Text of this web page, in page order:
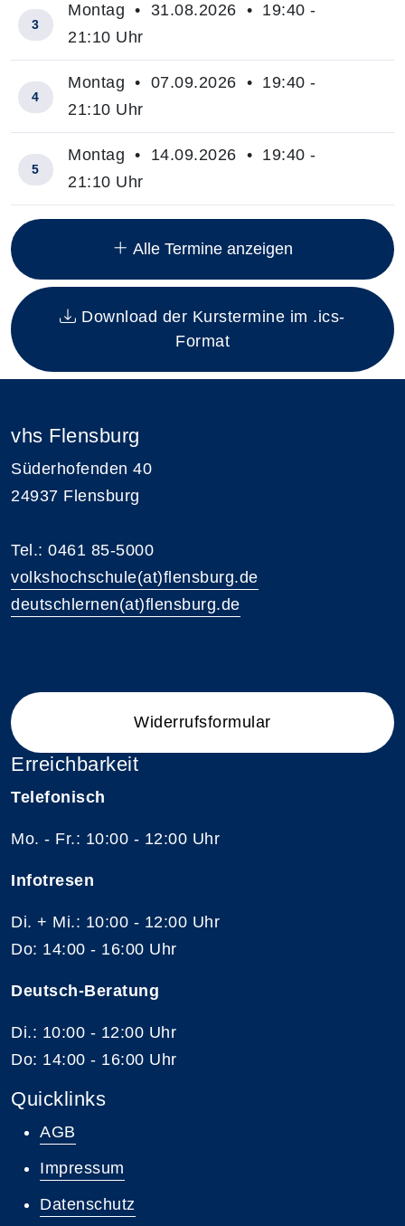
Insgesamt gibt es 8 Termine zum diesen Kurs
3
Montag • 31.08.2026 • 19:40 -
21:10 Uhr
4
Montag • 07.09.2026 • 19:40 -
21:10 Uhr
5
Montag • 14.09.2026 • 19:40 -
21:10 Uhr
Alle Termine anzeigen
Download der Kurstermine im .ics-
Format
vhs Flensburg
Süderhofenden 40
24937 Flensburg
Tel.: 0461 85-5000
volkshochschule(at)flensburg.de
deutschlernen(at)flensburg.de
Widerrufsformular
Erreichbarkeit
Telefonisch
Mo. - Fr.: 10:00 - 12:00 Uhr
Infotresen
Di. + Mi.: 10:00 - 12:00 Uhr
Do: 14:00 - 16:00 Uhr
Deutsch-Beratung
Di.: 10:00 - 12:00 Uhr
Do: 14:00 - 16:00 Uhr
Quicklinks
AGB
Impressum
Datenschutz